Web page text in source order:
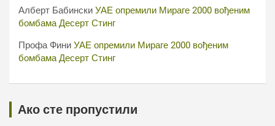
Алберт Бабински УАЕ опремили Мираге 2000 вођеним
бомбама Десерт Стинг
Профа Фини УАЕ опремили Мираге 2000 вођеним
бомбама Десерт Стинг
Ако сте пропустили